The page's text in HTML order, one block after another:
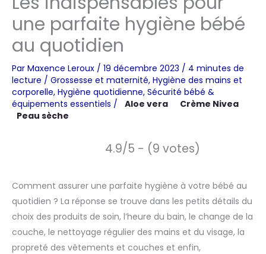
une parfaite hygiène bébé
au quotidien
Par Maxence Leroux / 19 décembre 2023 / 4 minutes de
lecture / Grossesse et maternité, Hygiène des mains et
corporelle, Hygiène quotidienne, Sécurité bébé &
équipements essentiels / Aloe vera
Crème Nivea
Peau sèche
4.9/5 - (9 votes)
Comment assurer une parfaite hygiène à votre bébé au
quotidien ? La réponse se trouve dans les petits détails du
choix des produits de soin, l’heure du bain, le change de la
couche, le nettoyage régulier des mains et du visage, la
propreté des vêtements et couches et enfin,